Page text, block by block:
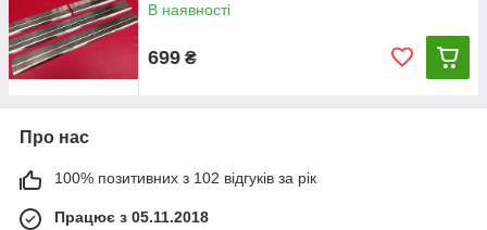
В наявності
699 ₴
Про нас
100% позитивних з 102 відгуків за рік
Працює з 05.11.2018